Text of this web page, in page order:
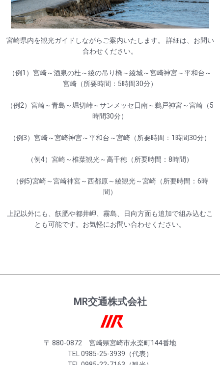
宮崎県内を観光ガイドしながらご案内いたします。 詳細は、お問い
合わせください。
（例1）宮崎～酒泉の杜～綾の吊り橋～綾城～宮崎神宮～平和台～
宮崎（所要時間：5時間30分）
（例2）宮崎～青島～堀切峠～サンメッセ日南～鵜戸神宮～宮崎（5
時間30分）
（例3）宮崎～宮崎神宮～平和台～宮崎（所要時間：1時間30分）
（例4）宮崎～椎葉観光～高千穂（所要時間：8時間）
（例5)宮崎～宮崎神宮～西都原～綾観光～宮崎（所要時間：6時
間）
上記以外にも、飫肥や都井岬、霧島、日向方面も追加で組み込むこ
とも可能です。お気軽にお問い合わせください。
MR交通株式会社
〒 880-0872 宮崎県宮崎市永楽町144番地
TEL 0985-25-3939（代表）